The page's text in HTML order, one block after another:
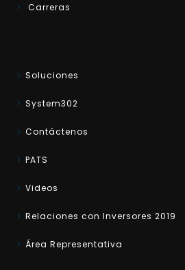
Carreras
Soluciones
System302
Contáctenos
PATS
Videos
Relaciones con Inversores 2019
Área Representativa